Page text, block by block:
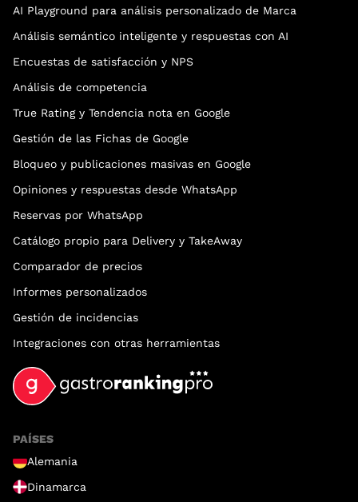
AI Playground para análisis personalizado de Marca
Análisis semántico inteligente y respuestas con AI
Encuestas de satisfacción y NPS
Análisis de competencia
True Rating y Tendencia nota en Google
Gestión de las Fichas de Google
Bloqueo y publicaciones masivas en Google
Opiniones y respuestas desde WhatsApp
Reservas por WhatsApp
Catálogo propio para Delivery y TakeAway
Comparador de precios
Informes personalizados
Gestión de incidencias
Integraciones con otras herramientas
PAÍSES
Alemania
Dinamarca